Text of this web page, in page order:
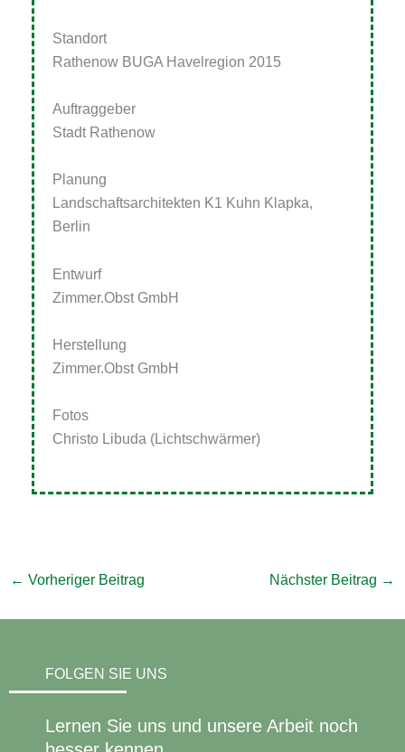
Standort
Rathenow BUGA Havelregion 2015
Auftraggeber
Stadt Rathenow
Planung
Landschaftsarchitekten K1 Kuhn Klapka,
Berlin
Entwurf
Zimmer.Obst GmbH
Herstellung
Zimmer.Obst GmbH
Fotos
Christo Libuda (Lichtschwärmer)
← Vorheriger Beitrag Nächster Beitrag →
FOLGEN SIE UNS
Lernen Sie uns und unsere Arbeit noch